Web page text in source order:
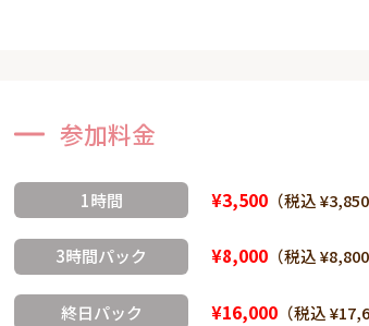
参加料金
1時間 ¥3,500 （税込 ¥3,850
3時間パック ¥8,000 （税込 ¥8,800
終日パック ¥16,000 （税込